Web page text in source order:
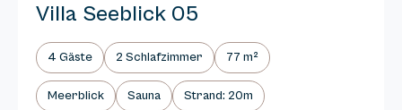
Villa Seeblick 05
4 Gäste 2 Schlafzimmer 77 m²
Meerblick Sauna Strand: 20m